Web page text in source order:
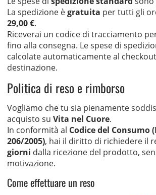
La spedizione ègratuita per tutti gli
29,00 €.
Riceverai un codice di tracciamento
fino alla consegna. Le spese di
calcolate automaticamente al
destinazione.
Politica di reso e rimborso
Vogliamo che tu sia pienamente
acquisto su Vita nel Cuore.
In conformità al Codice del Consumo
206/2005), hai il diritto di richiedere il
giorni dalla ricezione del prodotto,
motivazione.
Come effettuare un reso